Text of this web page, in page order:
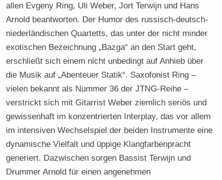
allen Evgeny Ring, Uli Weber, Jort Terwijn und Hans
Arnold beantworten. Der Humor des russisch-deutsch-
niederländischen Quartetts, das unter der nicht minder
exotischen Bezeichnung „Bazga“ an den Start geht,
erschließt sich einem nicht unbedingt auf Anhieb über
die Musik auf „Abenteuer Statik“. Saxofonist Ring –
vielen bekannt als Nummer 36 der JTNG-Reihe –
verstrickt sich mit Gitarrist Weber ziemlich seriös und
gewissenhaft im konzentrierten Interplay, das vor allem
im intensiven Wechselspiel der beiden Instrumente eine
dynamische Vielfalt und üppige Klangfarbenpracht
generiert. Dazwischen sorgen Bassist Terwijn und
Drummer Arnold für einen angenehmen